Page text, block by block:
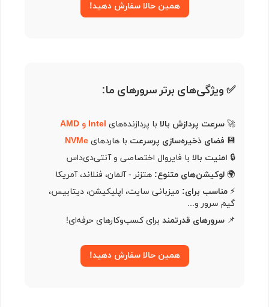
همین حالا سفارش دهید!
✅ ویژگی‌های برتر سرورهای ما:
🚀 سرعت پردازش بالا با پردازنده‌های Intel و AMD
💾 فضای ذخیره‌سازی پرسرعت با هاردهای NVMe
🔒 امنیت بالا با فایروال اختصاصی و آنتی‌دی‌داس
🌍 لوکیشن‌های متنوع: هتزنر - آلمان، فنلاند، آمریکا
⚡️ مناسب برای: میزبانی سایت، اپلیکیشن، دیتابیس،
گیم سرور و...
📌 سرورهای قدرتمند برای کسب‌وکارهای حرفه‌ای!
همین حالا سفارش دهید!